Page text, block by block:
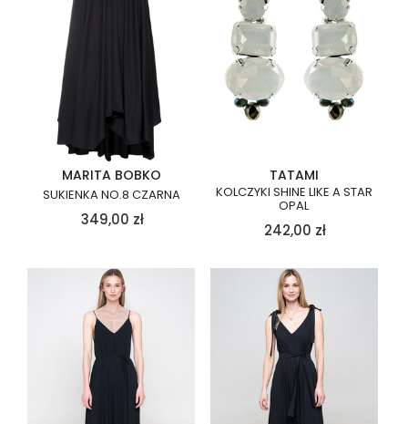
MARITA BOBKO
SUKIENKA NO.8 CZARNA
349,00 zł
TATAMI
KOLCZYKI SHINE LIKE A STAR
OPAL
242,00 zł